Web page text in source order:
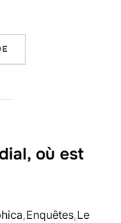
où est
,Enquêtes,Le